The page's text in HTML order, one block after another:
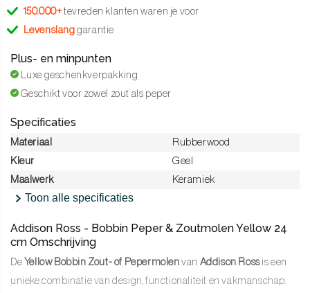
150.000+tevreden klanten waren je voor
Levenslang garantie
Plus- en minpunten
Luxe geschenkverpakking
Geschikt voor zowel zout als peper
Specificaties
Materiaal
Rubberwood
Kleur
Geel
Maalwerk
Keramiek
Toon alle specificaties
Addison Ross - Bobbin Peper & Zoutmolen Yellow 24
cm Omschrijving
De Yellow Bobbin Zout- of Pepermolen van Addison Rossis een
unieke combinatie van design, functionaliteit en vakmanschap.